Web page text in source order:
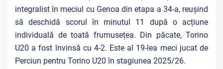
integralist în meciul cu Genoa din etapa a 34-a, reușind
să deschidă scorul în minutul 11 după o acțiune
individuală de toată frumusețea. Din păcate, Torino
U20 a fost învinsă cu 4-2. Este al 19-lea meci jucat de
Perciun pentru Torino U20 în stagiunea 2025/26.